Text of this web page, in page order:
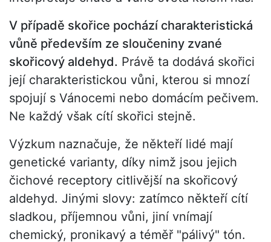
V případě skořice pochází charakteristická
vůně především ze sloučeniny zvané
skořicový aldehyd. Právě ta dodává skořici
její charakteristickou vůni, kterou si mnozí
spojují s Vánocemi nebo domácím pečivem.
Ne každý však cítí skořici stejně.
Výzkum naznačuje, že někteří lidé mají
genetické varianty, díky nimž jsou jejich
čichové receptory citlivější na skořicový
aldehyd. Jinými slovy: zatímco někteří cítí
sladkou, příjemnou vůni, jiní vnímají
chemický, pronikavý a téměř "pálivý" tón.